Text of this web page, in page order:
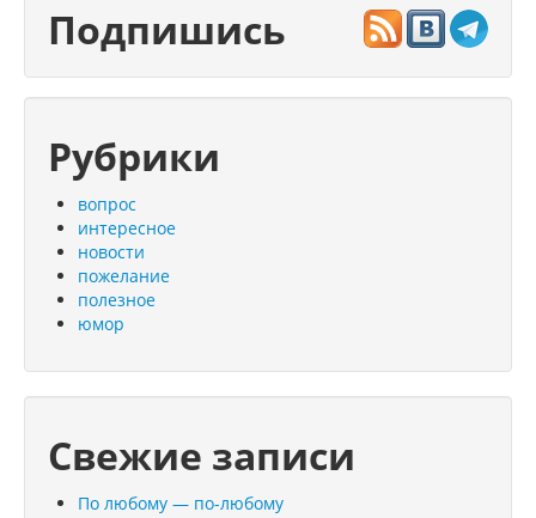
Подпишись
Рубрики
вопрос
интересное
новости
пожелание
полезное
юмор
Свежие записи
По любому — по-любому